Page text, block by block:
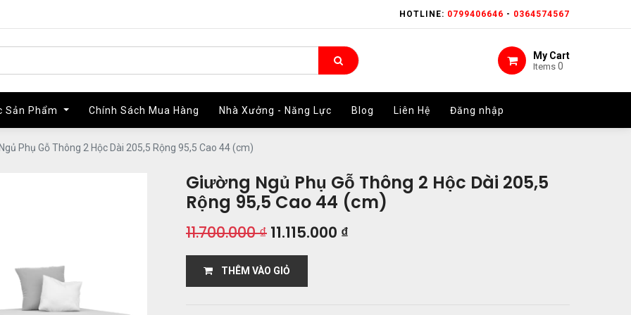
HOTLINE: 0799406646 - 0364574567
My Cart
Items 0
Sản Phẩm Chính Sách Mua Hàng Nhà Xưởng - Năng Lực Blog Liên Hệ Đăng nhập
HOTLINE: 0799406646 - 0364574567
My Cart
Items 0
Sản Phẩm Chính Sách Mua Hàng Nhà Xưởng - Năng Lực Blog Liên Hệ Đăng nhập
Phụ Gỗ Thông 2 Hộc Dài 205,5 Rộng 95,5 Cao 44 (cm)
Giường Ngủ Phụ Gỗ Thông 2 Hộc Dài 205,5
Rộng 95,5 Cao 44 (cm)
11.700.000₫ 11.115.000 ₫
THÊM VÀO GIỎ